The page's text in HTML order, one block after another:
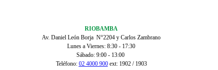
RIOBAMBA
Av. Daniel León Borja N°2204 y Carlos Zambrano
Lunes a Viernes: 8:30 - 17:30
Sábado: 9:00 - 13:00
Teléfono: 02 4000 900ext: 1902 / 1903